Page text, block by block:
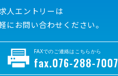
人エントリーは
にお問い合わせください。
FAXでのご連絡はこちらから
fax.076-288-7007